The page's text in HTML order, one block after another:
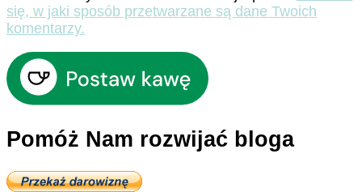
się, w jaki sposób przetwarzane są dane Twoich
komentarzy.
Pomóż Nam rozwijać bloga